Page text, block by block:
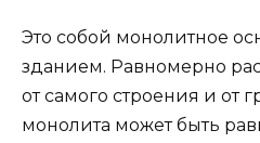
Это собой монолитное
зданием. Равномерно
от самого строения и от
монолита может быть